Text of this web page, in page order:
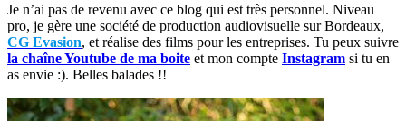
Je n’ai pas de revenu avec ce blog qui est très personnel. Niveau
pro, je gère une société de production audiovisuelle sur Bordeaux,
CG Evasion, et réalise des films pour les entreprises. Tu peux suivre
la chaîne Youtube de ma boite et mon compte Instagram si tu en
as envie :). Belles balades !!